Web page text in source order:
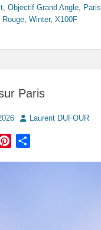
Objectif Grand Angle Paris
Rouge Winter, X100F
Paris
AuthorLaurent DUFOUR
Pinterest